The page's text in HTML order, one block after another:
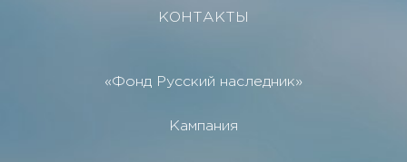
КОНТАКТЫ
«Фонд Русский наследник»
Кампания